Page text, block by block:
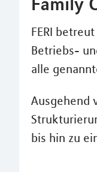
FERI
Betriebs-
alle
Ausgehend
bis hin zu